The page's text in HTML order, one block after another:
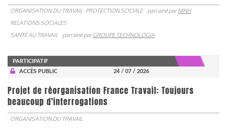
ORGANISATION DU TRAVAIL PROTECTION SOCIALE parrainé parMNH
RELATIONS SOCIALES
SANTÉ AU TRAVAIL
parrainé parGROUPE TECHNOLOGIA
PARTICIPATIF
ACCÈS PUBLIC
24 / 07 / 2026
Projet de réorganisation France Travail: Toujours
beaucoup d'interrogations
ORGANISATION DU TRAVAIL